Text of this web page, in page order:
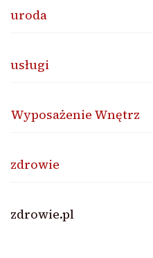
uroda
usługi
Wyposażenie Wnętrz
zdrowie
zdrowie.pl